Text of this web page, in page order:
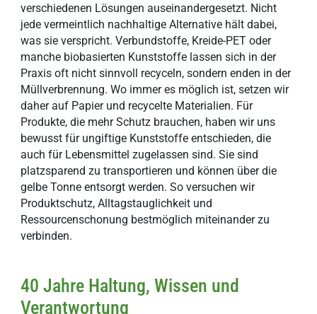
verschiedenen Lösungen auseinandergesetzt. Nicht
jede vermeintlich nachhaltige Alternative hält dabei,
was sie verspricht. Verbundstoffe, Kreide-PET oder
manche biobasierten Kunststoffe lassen sich in der
Praxis oft nicht sinnvoll recyceln, sondern enden in der
Müllverbrennung. Wo immer es möglich ist, setzen wir
daher auf Papier und recycelte Materialien. Für
Produkte, die mehr Schutz brauchen, haben wir uns
bewusst für ungiftige Kunststoffe entschieden, die
auch für Lebensmittel zugelassen sind. Sie sind
platzsparend zu transportieren und können über die
gelbe Tonne entsorgt werden. So versuchen wir
Produktschutz, Alltagstauglichkeit und
Ressourcenschonung bestmöglich miteinander zu
verbinden.
40 Jahre Haltung, Wissen und
Verantwortung